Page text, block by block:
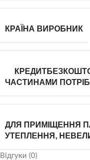
КРАЇНА ВИРОБНИК
КРЕДИТ
ЧАСТИНАМИ
ДЛЯ ПРИМІЩЕННЯ
УТЕПЛЕННЯ,
Відгуки (0)